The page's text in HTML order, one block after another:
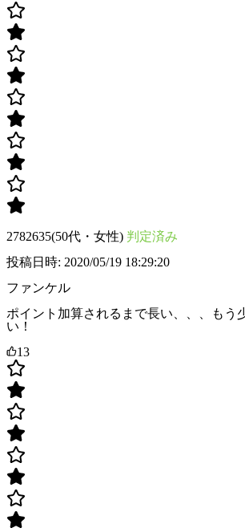
2782635(50代・女性) 判定済み
投稿日時: 2020/05/19 18:29:20
ファンケル
ポイント加算されるまで長い、、、もう
い！
13